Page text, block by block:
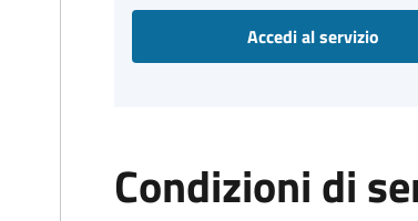
Accedi al servizio
Condizioni di